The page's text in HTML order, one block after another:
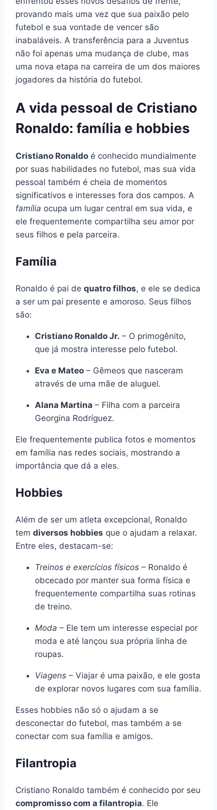
provando mais uma vez que sua paixão pelo
futebol e sua vontade de vencer são
inabaláveis. A transferência para a Juventus
não foi apenas uma mudança de clube, mas
uma nova etapa na carreira de um dos maiores
jogadores da história do futebol.
A vida pessoal de Cristiano
Ronaldo: família e hobbies
Cristiano Ronaldo é conhecido mundialmente
por suas habilidades no futebol, mas sua vida
pessoal também é cheia de momentos
significativos e interesses fora dos campos. A
família ocupa um lugar central em sua vida, e
ele frequentemente compartilha seu amor por
seus filhos e pela parceira.
Família
Ronaldo é pai de quatro filhos, e ele se dedica
a ser um pai presente e amoroso. Seus filhos
são:
Cristiano Ronaldo Jr. – O primogênito,
que já mostra interesse pelo futebol.
Eva e Mateo – Gêmeos que nasceram
através de uma mãe de aluguel.
Alana Martina – Filha com a parceira
Georgina Rodríguez.
Ele frequentemente publica fotos e momentos
em família nas redes sociais, mostrando a
importância que dá a eles.
Hobbies
Além de ser um atleta excepcional, Ronaldo
tem diversos hobbies que o ajudam a relaxar.
Entre eles, destacam-se:
Treinos e exercícios físicos – Ronaldo é
obcecado por manter sua forma física e
frequentemente compartilha suas rotinas
de treino.
Moda – Ele tem um interesse especial por
moda e até lançou sua própria linha de
roupas.
Viagens – Viajar é uma paixão, e ele gosta
de explorar novos lugares com sua família.
Esses hobbies não só o ajudam a se
desconectar do futebol, mas também a se
conectar com sua família e amigos.
Filantropia
Cristiano Ronaldo também é conhecido por seu
compromisso com a filantropia. Ele